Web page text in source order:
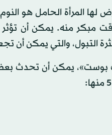
لها المرأة الحامل
مبكر منه. يمكن أن تؤثر
التبول، والتي يمكن أن
يمكن أن تحدث